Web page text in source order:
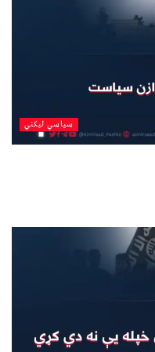
سیاسي لیکني